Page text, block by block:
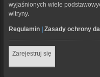
wyjaśnionych wiele
witryny.
Regulamin | Zasady ochrony
Zarejestruj się